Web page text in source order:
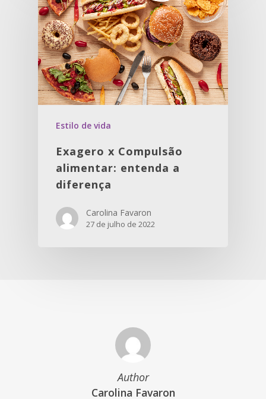
Estilo de vida
Exagero x Compulsão
alimentar: entenda a
diferença
Carolina Favaron
27 de julho de 2022
Author
Carolina Favaron